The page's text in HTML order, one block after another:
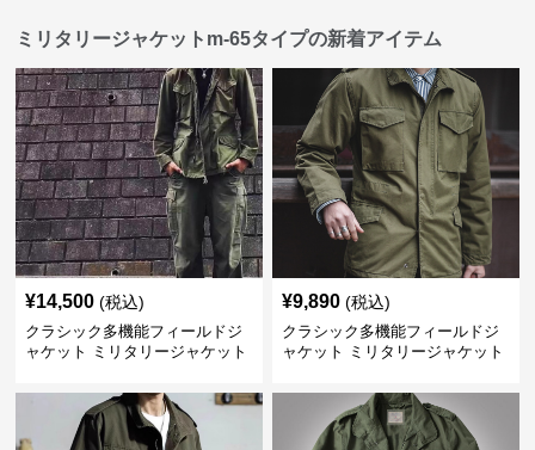
ミリタリージャケットm-65タイプの新着アイテム
¥14,500 (税込)
クラシック多機能フィールドジ
ャケット ミリタリージャケット
¥9,890 (税込)
クラシック多機能フィールドジ
ャケット ミリタリージャケット